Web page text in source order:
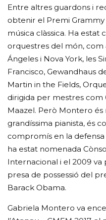
Entre altres guardons i
obtenir el Premi
música clàssica. Ha estat
orquestres del món, com
Ángeles i Nova York, les
Francisco, Gewandhaus
Martin in the Fields,
dirigida per mestres com
Maazel. Però Montero
grandíssima pianista, és
compromís en la
ha estat nomenada
Internacional i el 2009
presa de possessió del
Barack Obama.
Gabriela Montero va